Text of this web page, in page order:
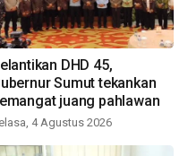
DHD 45,
Sumut tekankan
juang pahlawan
4 Agustus 2026